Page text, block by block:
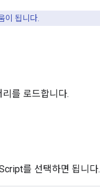
이 됩니다.
를 로드합니다.
를 선택하면 됩니다.